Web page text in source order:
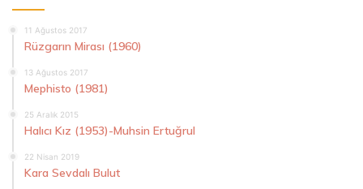
11 Ağustos 2017
Rüzgarın Mirası (1960)
13 Ağustos 2017
Mephisto (1981)
25 Aralık 2015
Halıcı Kız (1953)-Muhsin Ertuğrul
22 Nisan 2019
Kara Sevdalı Bulut